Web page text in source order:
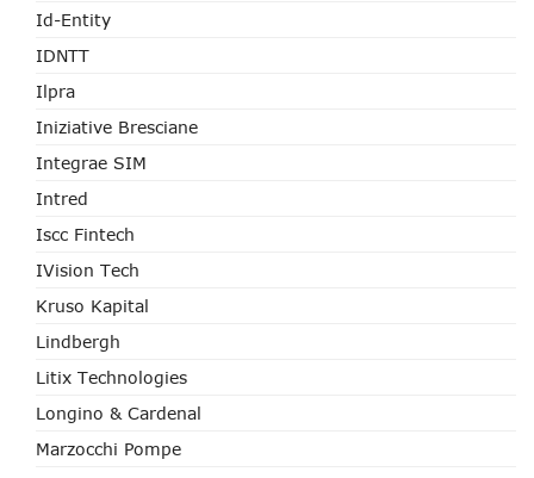
Id-Entity
IDNTT
Ilpra
Iniziative Bresciane
Integrae SIM
Intred
Iscc Fintech
IVision Tech
Kruso Kapital
Lindbergh
Litix Technologies
Longino & Cardenal
Marzocchi Pompe